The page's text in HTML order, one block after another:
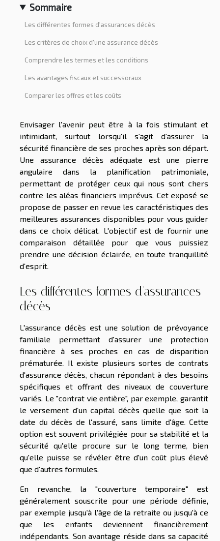
Sommaire
Les différentes formes d'assurances décès
Les critères de choix d'une assurance décès
Comprendre les termes et les conditions
Les avantages fiscaux et successoraux
Comparer les offres et les coûts
Envisager l'avenir peut être à la fois stimulant et
intimidant, surtout lorsqu'il s'agit d'assurer la
sécurité financière de ses proches après son départ.
Une assurance décès adéquate est une pierre
angulaire dans la planification patrimoniale,
permettant de protéger ceux qui nous sont chers
contre les aléas financiers imprévus. Cet exposé se
propose de passer en revue les caractéristiques des
meilleures assurances disponibles pour vous guider
dans ce choix délicat. L'objectif est de fournir une
comparaison détaillée pour que vous puissiez
prendre une décision éclairée, en toute tranquillité
d'esprit.
Les différentes formes d'assurances
décès
L'assurance décès est une solution de prévoyance
familiale permettant d'assurer une protection
financière à ses proches en cas de disparition
prématurée. Il existe plusieurs sortes de contrats
d'assurance décès, chacun répondant à des besoins
spécifiques et offrant des niveaux de couverture
variés. Le "contrat vie entière", par exemple, garantit
le versement d'un capital décès quelle que soit la
date du décès de l'assuré, sans limite d'âge. Cette
option est souvent privilégiée pour sa stabilité et la
sécurité qu'elle procure sur le long terme, bien
qu'elle puisse se révéler être d'un coût plus élevé
que d'autres formules.
En revanche, la "couverture temporaire" est
généralement souscrite pour une période définie,
par exemple jusqu'à l'âge de la retraite ou jusqu'à ce
que les enfants deviennent financièrement
indépendants. Son avantage réside dans sa capacité